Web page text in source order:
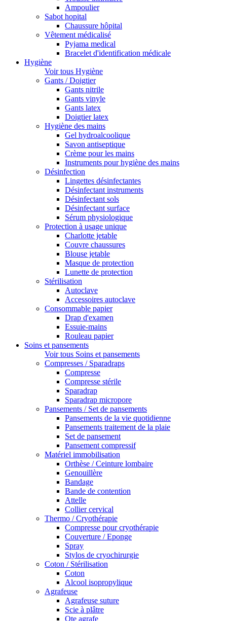
Ampoulier
Sabot hopital
Chaussure hôpital
Vêtement médicalisé
Pyjama medical
Bracelet d'identification médicale
Hygiène
Voir tous Hygiène
Gants / Doigtier
Gants nitrile
Gants vinyle
Gants latex
Doigtier latex
Hygiène des mains
Gel hydroalcoolique
Savon antiseptique
Crème pour les mains
Instruments pour hygiène des mains
Désinfection
Lingettes désinfectantes
Désinfectant instruments
Désinfectant sols
Désinfectant surface
Sérum physiologique
Protection à usage unique
Charlotte jetable
Couvre chaussures
Blouse jetable
Masque de protection
Lunette de protection
Stérilisation
Autoclave
Accessoires autoclave
Consommable papier
Drap d'examen
Essuie-mains
Rouleau papier
Soins et pansements
Voir tous Soins et pansements
Compresses / Sparadraps
Compresse
Compresse stérile
Sparadrap
Sparadrap micropore
Pansements / Set de pansements
Pansements de la vie quotidienne
Pansements traitement de la plaie
Set de pansement
Pansement compressif
Matériel immobilisation
Orthèse / Ceinture lombaire
Genouillère
Bandage
Bande de contention
Attelle
Collier cervical
Thermo / Cryothérapie
Compresse pour cryothérapie
Couverture / Eponge
Spray
Stylos de cryochirurgie
Coton / Stérilisation
Coton
Alcool isopropylique
Agrafeuse
Agrafeuse suture
Scie à plâtre
Ote agrafe